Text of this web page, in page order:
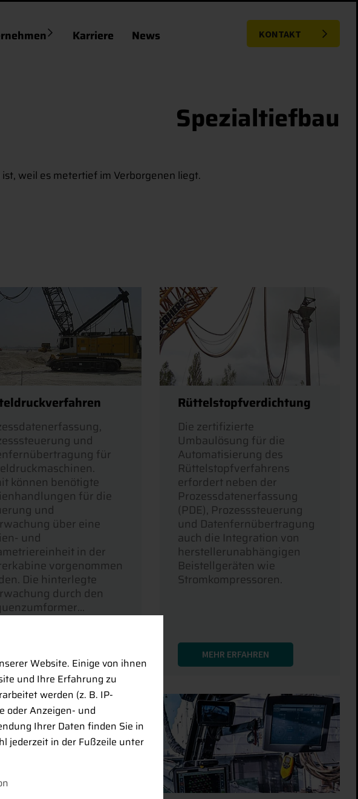
Karriere News KONTAKT
Spezialtiefbau
weil es metertief im Verborgenen liegt.
und
für
können benötigte
für die
und
über eine
und
in der
vorgenommen
Die hinterlegte
durch den
Rüttelstopfverdichtung
Die zertifizierte
Umbaulösung für die
Automatisierung des
Rüttelstopfverfahrens
erfordert neben der
Prozessdatenerfassung
(PDE), Prozesssteuerung
und Datenfernübertragung
auch die Integration von
herstellerunabhängigen
Beistellgeräten wie
Stromkompressoren.
MEHR ERFAHREN
Website. Einige von ihnen
und Ihre Erfahrung zu
werden (z. B. IP-
oder Anzeigen- und
Ihrer Daten finden Sie in
jederzeit in der Fußzeile unter